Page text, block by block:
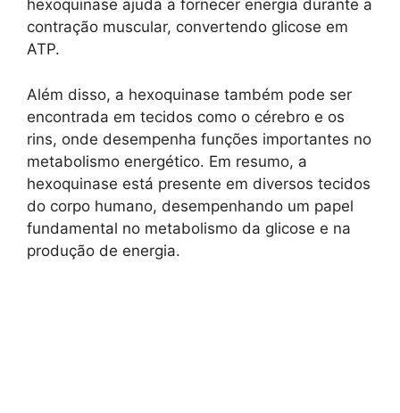
hexoquinase ajuda a fornecer energia durante a
contração muscular, convertendo glicose em
ATP.
Além disso, a hexoquinase também pode ser
encontrada em tecidos como o cérebro e os
rins, onde desempenha funções importantes no
metabolismo energético. Em resumo, a
hexoquinase está presente em diversos tecidos
do corpo humano, desempenhando um papel
fundamental no metabolismo da glicose e na
produção de energia.